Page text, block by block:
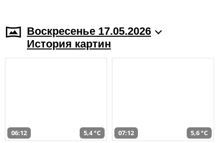
Воскресенье 17.05.2026
История картин
06:12 5,4 °C 07:12 5,6 °C